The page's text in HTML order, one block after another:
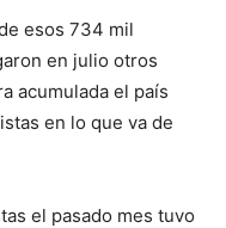
esos 734 mil
en julio otros
acumulada el país
en lo que va de
el pasado mes tuvo